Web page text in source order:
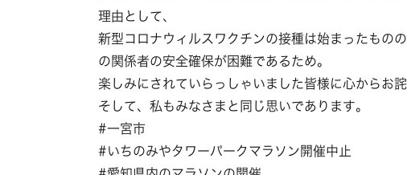
理由として、
新型コロナウィルスワクチンの接種は始まったもの
の関係者の安全確保が困難であるため。
楽しみにされていらっしゃいました皆様に心からお詫
そして、私もみなさまと同じ思いであります。
#一宮市
#いちのみやタワーパークマラソン開催中止